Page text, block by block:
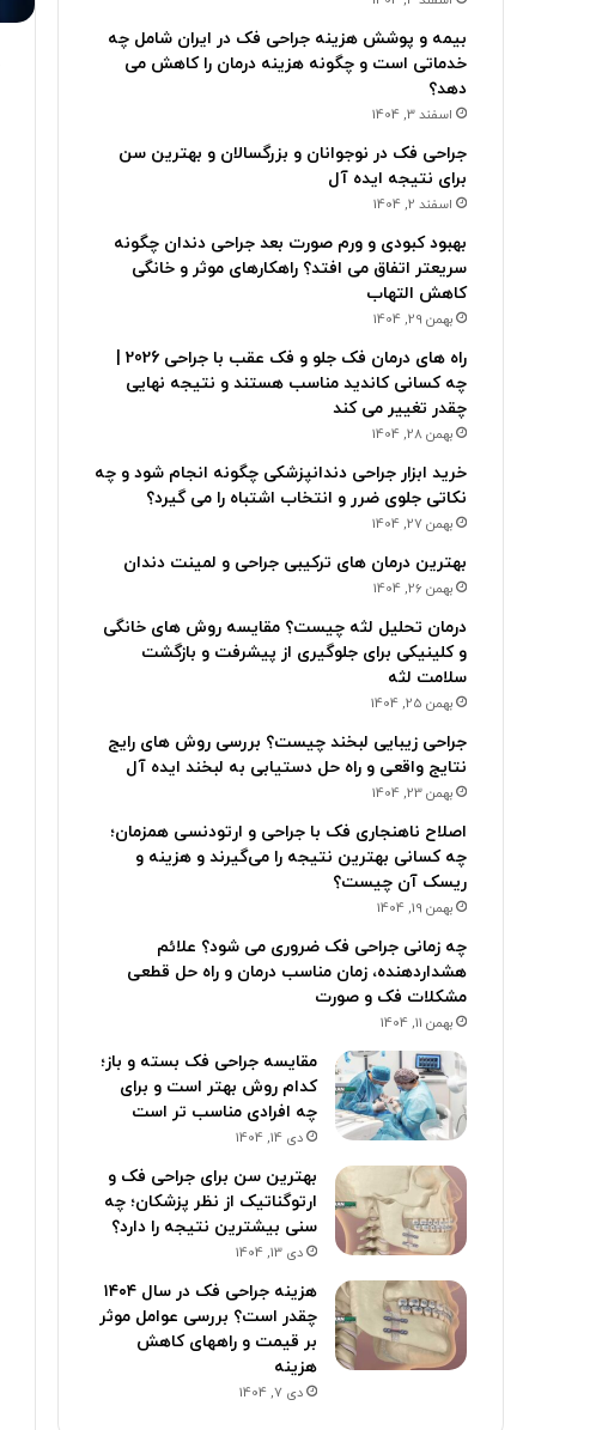
بیمه و پوشش هزینه جراحی فک در ایران شامل چه
خدماتی است و چگونه هزینه درمان را کاهش می
دهد؟
اسفند 3, 1404
جراحی فک در نوجوانان و بزرگسالان و بهترین سن
برای نتیجه ایده آل
اسفند 2, 1404
بهبود کبودی و ورم صورت بعد جراحی دندان چگونه
سریعتر اتفاق می افتد؟ راهکارهای موثر و خانگی
کاهش التهاب
بهمن 29, 1404
چه کسانی کاندید مناسب هستند و نتیجه نهایی
چقدر تغییر می کند
بهمن 28, 1404
خرید ابزار جراحی دندانپزشکی چگونه انجام شود و چه
نکاتی جلوی ضرر و انتخاب اشتباه را می گیرد؟
بهمن 27, 1404
بهترین درمان های ترکیبی جراحی و لمینت دندان
بهمن 26, 1404
درمان تحلیل لثه چیست؟ مقایسه روش های خانگی
و کلینیکی برای جلوگیری از پیشرفت و بازگشت
سلامت لثه
بهمن 25, 1404
جراحی زیبایی لبخند چیست؟ بررسی روش های رایج
نتایج واقعی و راه حل دستیابی به لبخند ایده آل
بهمن 23, 1404
اصلاح ناهنجاری فک با جراحی و ارتودنسی همزمان؛
چه کسانی بهترین نتیجه را می‌گیرند و هزینه و
ریسک آن چیست؟
بهمن 19, 1404
چه زمانی جراحی فک ضروری می شود؟ علائم
هشداردهنده، زمان مناسب درمان و راه حل قطعی
مشکلات فک و صورت
بهمن 11, 1404
مقایسه جراحی فک بسته و باز؛
کدام روش بهتر است و برای
چه افرادی مناسب تر است
دی 14, 1404
بهترین سن برای جراحی فک و
ارتوگناتیک از نظر پزشکان؛ چه
سنی بیشترین نتیجه را دارد؟
دی 13, 1404
هزینه جراحی فک در سال ۱۴۰۴
چقدر است؟ بررسی عوامل موثر
بر قیمت و راههای کاهش
هزینه
دی 7, 1404